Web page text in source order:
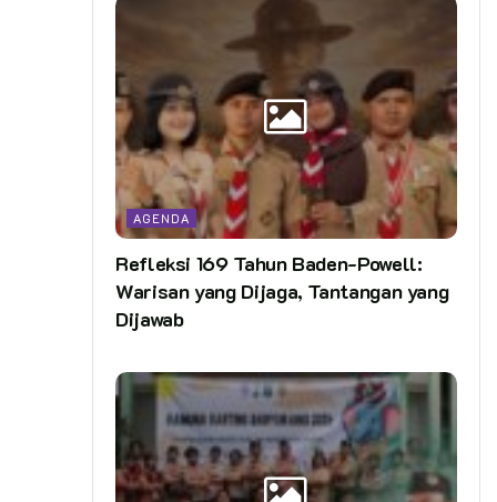
AGENDA
Refleksi 169 Tahun Baden-Powell:
Warisan yang Dijaga, Tantangan yang
Dijawab